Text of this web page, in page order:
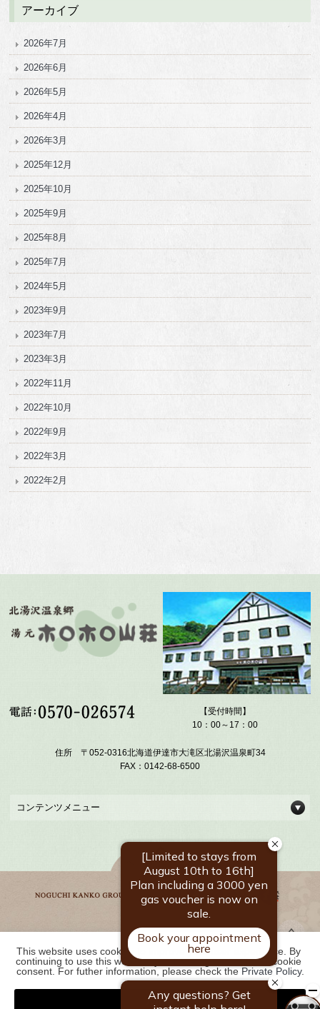
アーカイブ
2026年7月
2026年6月
2026年5月
2026年4月
2026年3月
2025年12月
2025年10月
2025年9月
2025年8月
2025年7月
2024年5月
2023年9月
2023年7月
2023年3月
2022年11月
2022年10月
2022年9月
2022年3月
2022年2月
【受付時間】
10：00～17：00
住所 〒052-0316北海道伊達市大滝区北湯沢温泉町34
FAX：0142-68-6500
コンテンツメニュー
野口観光グループ一覧
2026 北湯沢温泉郷 湯元 ホロホロ山荘｜【公式】北海道の温泉宿
This website uses cookies to improve your user experience. By
continuing to use this website, you have agreed with our cookie
consent. For futher information, please check the Private Policy.
Agree